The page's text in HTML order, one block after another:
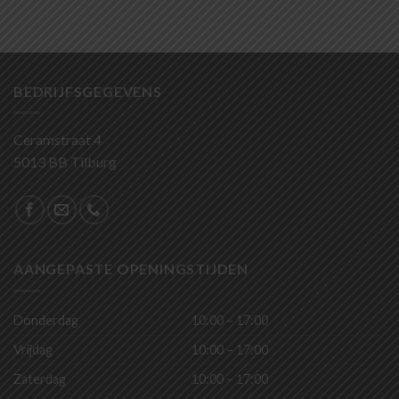
BEDRIJFSGEGEVENS
Ceramstraat 4
5013 BB Tilburg
AANGEPASTE OPENINGSTIJDEN
Donderdag
10:00 – 17:00
Vrijdag
10:00 – 17:00
Zaterdag
10:00 – 17:00